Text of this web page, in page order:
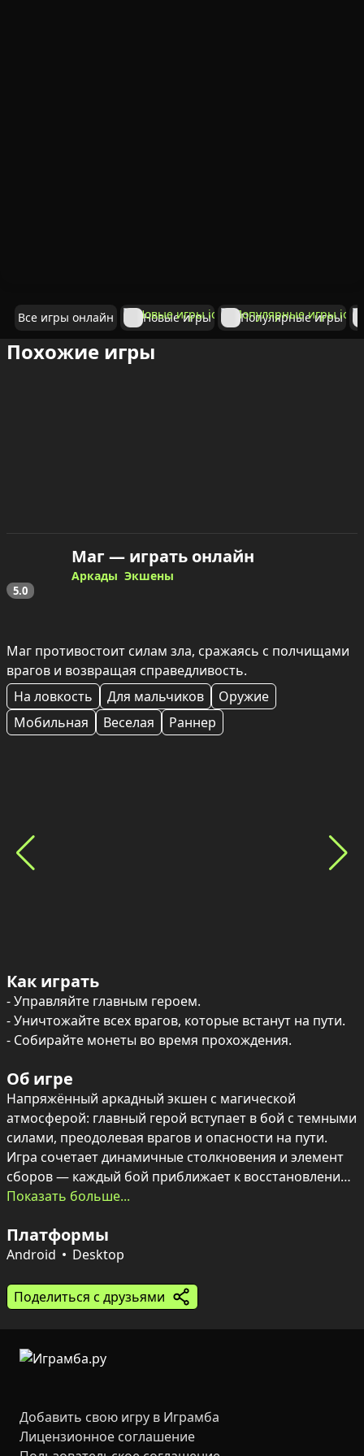
Все игры онлайн Новые игры Популярные игры
Похожие игры
5.0
Маг — играть онлайн
Аркады Экшены
Маг противостоит силам зла, сражаясь с полчищами
врагов и возвращая справедливость.
На ловкость
Для мальчиков
Оружие
Мобильная
Веселая Раннер
Как играть
- Управляйте главным героем.
- Уничтожайте всех врагов, которые встанут на пути.
- Собирайте монеты во время прохождения.
Об игре
Напряжённый аркадный экшен с магической
атмосферой: главный герой вступает в бой с темными
силами, преодолевая врагов и опасности на пути.
Игра сочетает динамичные столкновения и элемент
сборов — каждый бой приближает к восстановлению
порядка.
уничтожать противников и собирать монеты. В
оформлении слышатся отголоски племён, воинов и
решимости.
Показать больше...
Платформы
Android Desktop
Поделиться с друзьями
Добавить свою игру в Играмба
Лицензионное соглашение